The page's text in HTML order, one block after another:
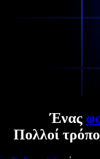
Ένας
Πολλοί